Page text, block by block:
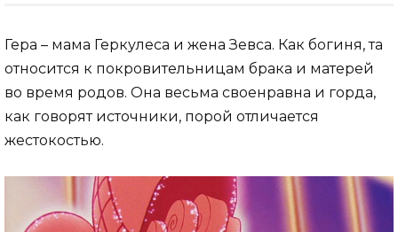
Гера – мама Геркулеса и жена Зевса. Как богиня, та
относится к покровительницам брака и матерей
во время родов. Она весьма своенравна и горда,
как говорят источники, порой отличается
жестокостью.